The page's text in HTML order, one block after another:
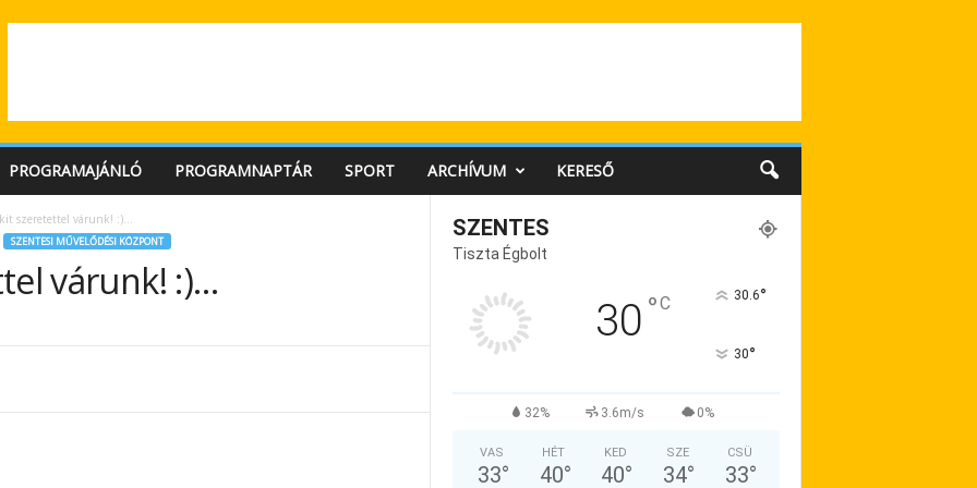
PROGRAMAJÁNLÓ PROGRAMNAPTÁR SPORT ARCHÍVUM KERESŐ
szeretettel várunk! :)…
SZENTESI MŰVELŐDÉSI KÖZPONT
várunk! :)…
SZENTES
Tiszta Égbolt
30 °C 30.6°
30°
32% 3.6m/s 0%
VAS
33°
HÉT
40°
KED
40°
SZE
34°
CSÜ
33°